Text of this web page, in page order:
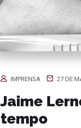
IMPRENSA 27 DE
Jaime
tempo